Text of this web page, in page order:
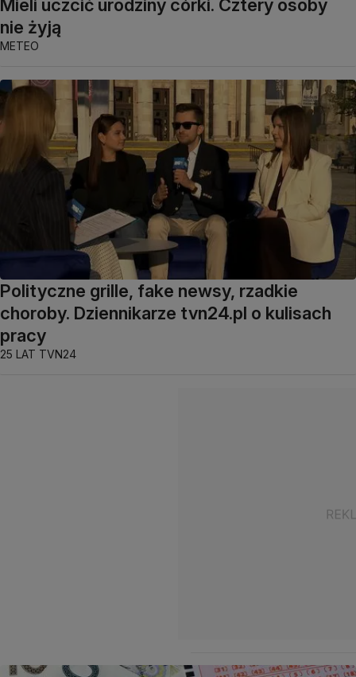
Mieli uczcić urodziny córki. Cztery osoby
nie żyją
METEO
Polityczne grille, fake newsy, rzadkie
choroby. Dziennikarze tvn24.pl o kulisach
pracy
25 LAT TVN24